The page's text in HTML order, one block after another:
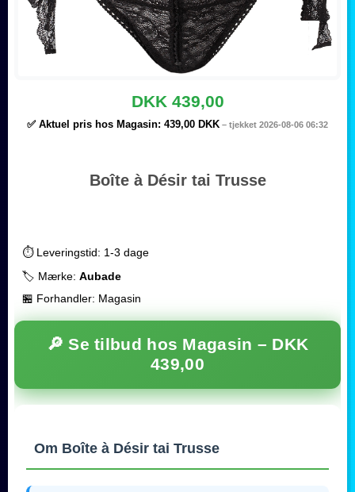
DKK 439,00
✅ Aktuel pris hos Magasin: 439,00 DKK – tjekket 2026-08-06 06:32
Boîte à Désir tai Trusse
⏱️ Leveringstid: 1-3 dage
🏷️ Mærke: Aubade
🏪 Forhandler: Magasin
🔎 Se tilbud hos Magasin – DKK
439,00
Om Boîte à Désir tai Trusse